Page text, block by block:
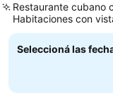
Restaurante cubano
Habitaciones con
bahía
Seleccioná las